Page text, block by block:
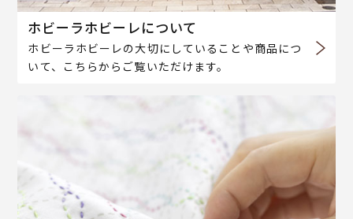
ホビーラホビーレについて
ホビーラホビーレの大切にしていることや商品につ
いて、こちらからご覧いただけます。